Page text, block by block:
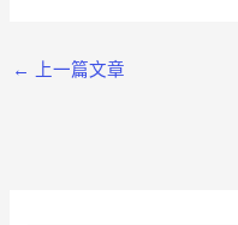
← 上一篇文章